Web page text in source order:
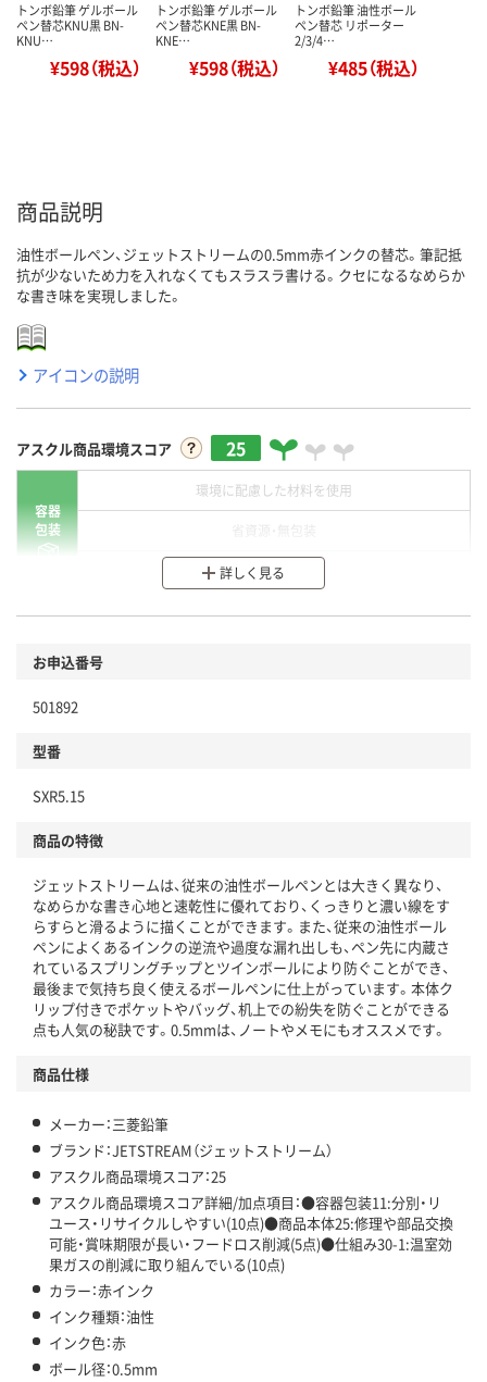
トンボ鉛筆 ゲルボール
ペン替芯KNU黒 BN-
KNU…
¥598（税込）
トンボ鉛筆 ゲルボール
ペン替芯KNE黒 BN-
KNE…
¥598（税込）
トンボ鉛筆 油性ボール
ペン替芯 リポーター
2/3/4…
¥485（税込）
商品説明
油性ボールペン、ジェットストリームの0.5mm赤インクの替芯。筆記抵
抗が少ないため力を入れなくてもスラスラ書ける。クセになるなめらか
な書き味を実現しました。
アイコンの説明
アスクル商品環境スコア 25
容器
包装
環境に配慮した材料を使用
分別・リサイクルしやすい設計
本体
仕組
この商品の環境配慮ポイントです。下記商品詳細「
アスクル商品環境スコア詳細／加点項目
」で確認できます。
詳しく見る
お申込番号
501892
型番
SXR5.15
商品の特徴
ジェットストリームは、従来の油性ボールペンとは大きく異なり、
なめらかな書き心地と速乾性に優れており、くっきりと濃い線をす
らすらと滑るように描くことができます。また、従来の油性ボール
ペンによくあるインクの逆流や過度な漏れ出しも、ペン先に内蔵さ
れているスプリングチップとツインボールにより防ぐことができ、
最後まで気持ち良く使えるボールペンに仕上がっています。本体ク
リップ付きでポケットやバッグ、机上での紛失を防ぐことができる
点も人気の秘訣です。0.5mmは、ノートやメモにもオススメです。
商品仕様
メーカー：三菱鉛筆
ブランド：JETSTREAM（ジェットストリーム）
アスクル商品環境スコア：25
アスクル商品環境スコア詳細/加点項目：●容器包装11:分別・リ
ユース・リサイクルしやすい(10点)●商品本体25:修理や部品交換
可能・賞味期限が長い・フードロス削減(5点)●仕組み30-1:温室効
果ガスの削減に取り組んでいる(10点)
カラー：赤インク
インク種類：油性
インク色：赤
ボール径：0.5mm